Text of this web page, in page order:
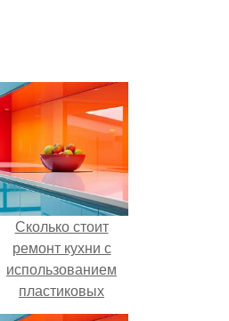
Сколько стоит
ремонт кухни с
использованием
пластиковых
панелей